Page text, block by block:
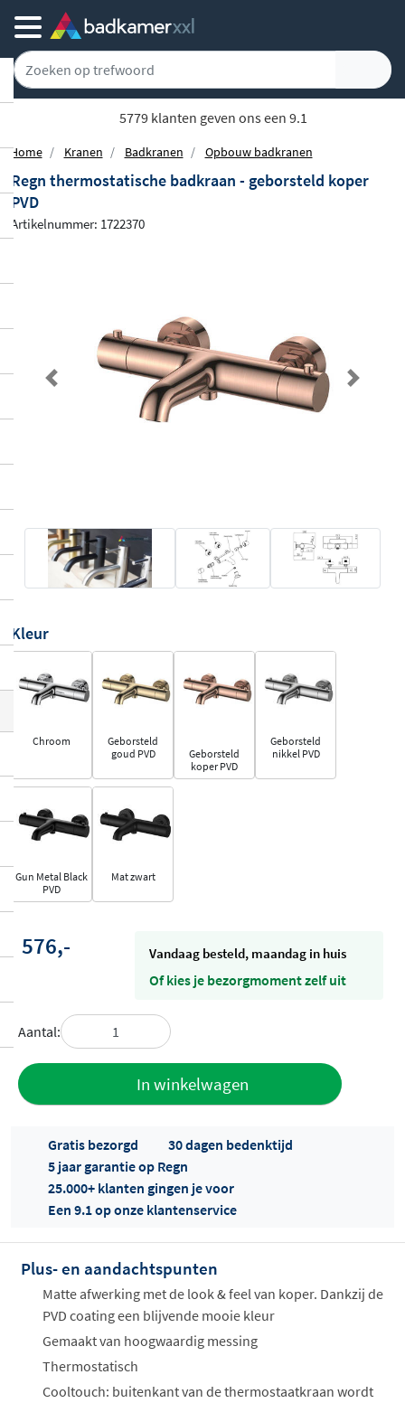
5779 klanten geven ons een 9.1
Home Kranen Badkranen Opbouw badkranen
Regn thermostatische badkraan - geborsteld koper
PVD
Artikelnummer: 1722370
Previous Next
Kleur
Chroom
Geborsteld
goud PVD
Geborsteld
koper PVD
Geborsteld
nikkel PVD
Gun Metal Black
PVD
Mat zwart
576,- vandaag besteld, maandag in huis
Of kies je bezorgmoment zelf uit
Aantal:
In winkelwagen
Offertes
ophalen...
Gratis bezorgd
30 dagen bedenktijd
5 jaar garantie op Regn
25.000+ klanten gingen je voor
Een 9.1 op onze klantenservice
Plus- en aandachtspunten
Matte afwerking met de look & feel van koper. Dankzij de
PVD coating een blijvende mooie kleur
Gemaakt van hoogwaardig messing
Thermostatisch
Cooltouch: buitenkant van de thermostaatkraan wordt